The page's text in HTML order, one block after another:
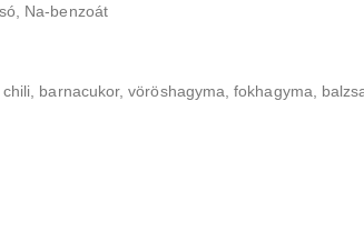
só, Na-benzoát
barnacukor, vöröshagyma, fokhagyma,